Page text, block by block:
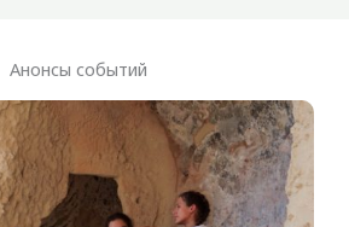
Анонсы событий